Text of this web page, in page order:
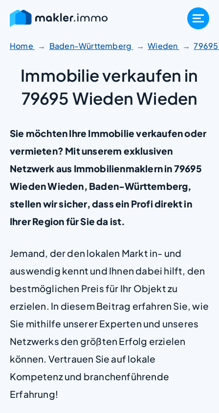
Zum
Inhalt
springen
Home Baden-Württemberg Wieden
Immobilie verkaufen in
79695 Wieden Wieden
Sie möchten Ihre Immobilie verkaufen oder
vermieten? Mit unserem exklusiven
Netzwerk aus Immobilienmaklern in 79695
Wieden Wieden, Baden-Württemberg,
stellen wir sicher, dass ein Profi direkt in
Ihrer Region für Sie da ist.
Jemand, der den lokalen Markt in- und
auswendig kennt und Ihnen dabei hilft, den
bestmöglichen Preis für Ihr Objekt zu
erzielen. In diesem Beitrag erfahren Sie, wie
Sie mithilfe unserer Experten und unseres
Netzwerks den größten Erfolg erzielen
können. Vertrauen Sie auf lokale
Kompetenz und branchenführende
Erfahrung!